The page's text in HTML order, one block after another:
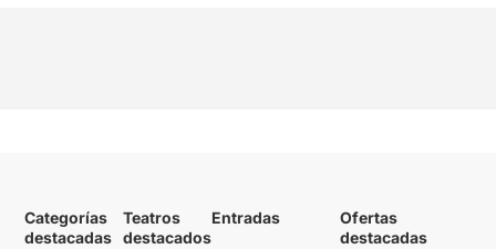
Categorías
destacadas
Teatros
destacados
Entradas
Ofertas
destacadas